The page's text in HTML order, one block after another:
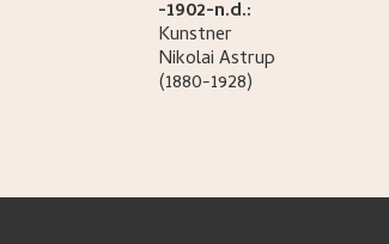
-1902-n.d.:
Kunstner
NikolaiAstrup
(1880-1928)